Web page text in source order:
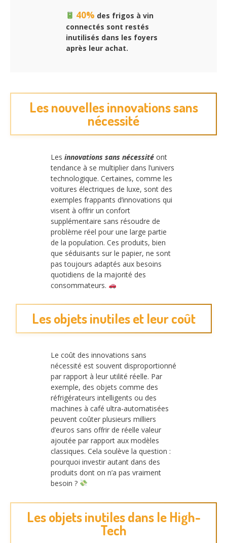
40% des frigos à vin
connectés sont restés
inutilisés dans les foyers
après leur achat.
Les nouvelles innovations sans
nécessité
Les innovations sans nécessité ont
tendance à se multiplier dans l’univers
technologique. Certaines, comme les
voitures électriques de luxe, sont des
exemples frappants d’innovations qui
visent à offrir un confort
supplémentaire sans résoudre de
problème réel pour une large partie
de la population. Ces produits, bien
que séduisants sur le papier, ne sont
pas toujours adaptés aux besoins
quotidiens de la majorité des
consommateurs.
Les objets inutiles et leur coût
Le coût des innovations sans
nécessité est souvent disproportionné
par rapport à leur utilité réelle. Par
exemple, des objets comme des
réfrigérateurs intelligents ou des
machines à café ultra-automatisées
peuvent coûter plusieurs milliers
d’euros sans offrir de réelle valeur
ajoutée par rapport aux modèles
classiques. Cela soulève la question :
pourquoi investir autant dans des
produits dont on n’a pas vraiment
besoin ?
Les objets inutiles dans le High-
Tech